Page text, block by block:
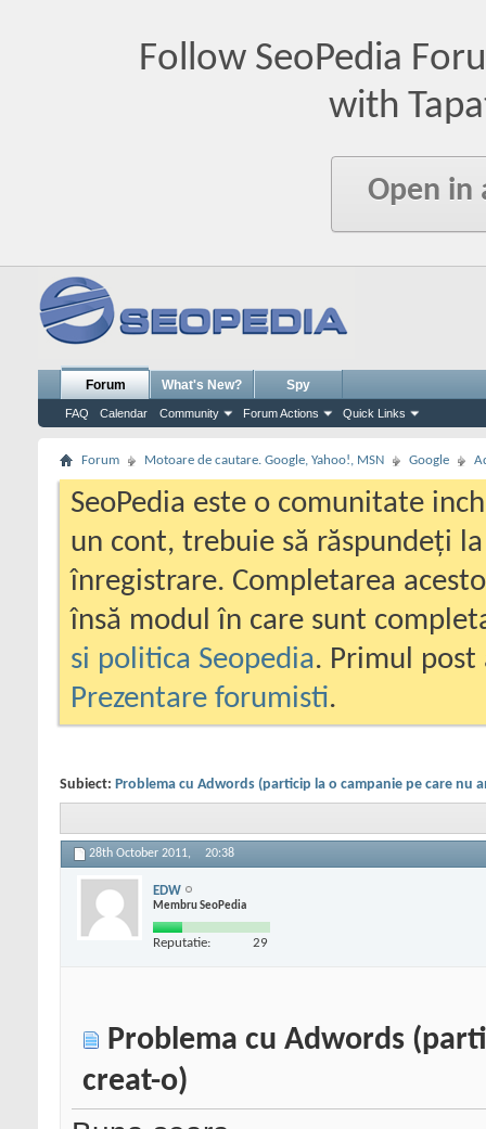
Follow SeoPedia
with
Open in
Forum
FAQ Calendar Community Forum Actions Quick Links
What's New? Spy
Forum Motoare de cautare. Google, Yahoo!, MSN Google
SeoPedia este o comunitate
un cont, trebuie să răspundeți
înregistrare. Completarea
însă modul în care sunt
si politica Seopedia. Primul
Prezentare forumisti.
Subiect: Problema cu Adwords (particip la o campanie pe care nu
28th October 2011, 20:38
EDW
Membru SeoPedia
Reputatie: 29
Problema cu Adwords
creat-o)